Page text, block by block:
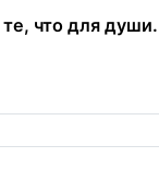
что для души.